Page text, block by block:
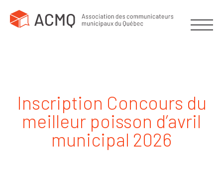
Inscription Concours du
meilleur poisson d’avril
municipal 2026